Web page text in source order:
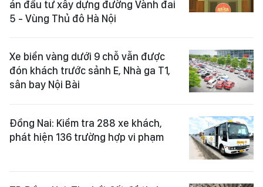
án đầu tư xây dựng đường Vành đai
5 - Vùng Thủ đô Hà Nội
Xe biển vàng dưới 9 chỗ vẫn được
đón khách trước sảnh E, Nhà ga T1,
sân bay Nội Bài
Đồng Nai: Kiểm tra 288 xe khách,
phát hiện 136 trường hợp vi phạm